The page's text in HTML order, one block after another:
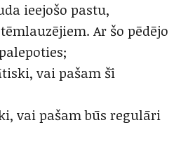
ieejošo pastu,
Ar šo pēdējo
vai pašam šī
vai pašam būs regulāri